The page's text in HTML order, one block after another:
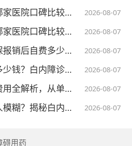
50钠摩尔/升为缺乏，50-
，大于75钠摩尔/升为正
示，成人维生素D缺乏的
。
食营养参考摄入量201
维生素D摄入量为400IU，
，比美国标准低200IU。
2026-08-07
谱？多焦点晶体植入怎么选？
2026-08-07
北京白内障手术飞秒激光成热门
2026-08-07
，飞秒激光值得多花钱吗？
2026-08-07
障诊疗避坑指南来了
2026-08-07
点到三焦点晶体价格差多少
2026-08-07
障术后视觉质量核心要素
碍用药